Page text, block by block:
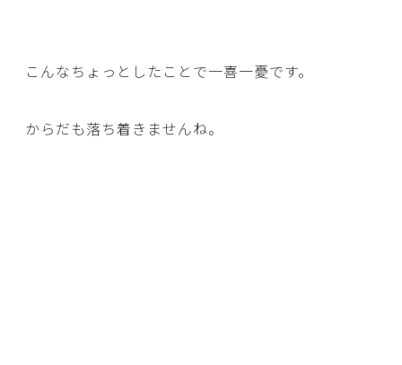
こんなちょっとしたことで一喜一憂です。
からだも落ち着きませんね。